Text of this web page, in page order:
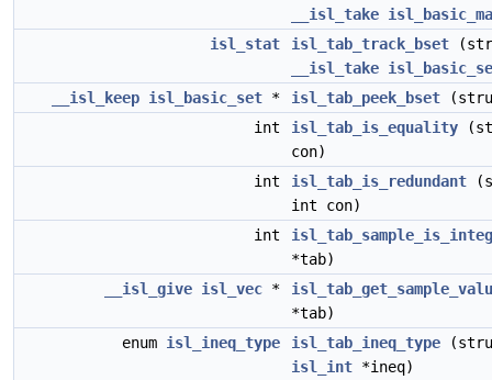
__isl_take
isl_stat
isl_tab_track_bset
__isl_take
__isl_keep isl_basic_set * isl_tab_peek_bset
int
isl_tab_is_equality
con)
int
isl_tab_is_redundant
int con)
int
*tab)
__isl_give isl_vec *
*tab)
enum isl_ineq_type isl_tab_ineq_type
isl_int *ineq)